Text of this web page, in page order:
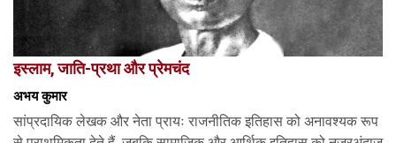
इस्लाम, जाति-प्रथा और प्रेमचंद
अभय कुमार
सांप्रदायिक लेखक और नेता प्रायः राजनीतिक इतिहास को अनावश्यक रूप